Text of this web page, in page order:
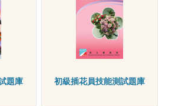
題庫 初級插花員技能測試題庫